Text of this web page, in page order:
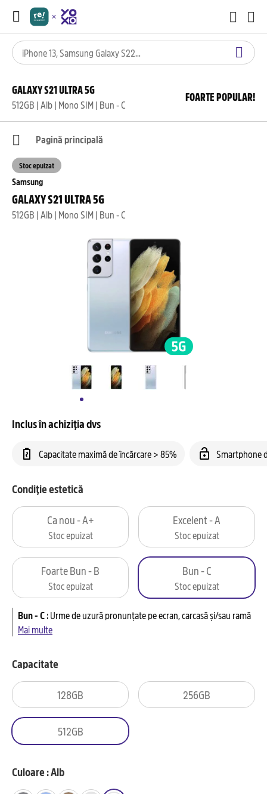
GALAXY S21 ULTRA 5G
512GB | Alb | Mono SIM | Bun - C
FOARTE POPULAR!
Pagină principală
Samsung
GALAXY S21 ULTRA 5G
512GB | Alb | Mono SIM | Bun - C
Stoc epuizat
Inclus în achiziția dvs
Capacitate maximă de încărcare > 85% Smartphone
Condiție estetică
Ca nou - A+
Stoc epuizat
Excelent - A
Stoc epuizat
Foarte Bun - B
Stoc epuizat
Bun - C
Stoc epuizat
Bun - C:Urme de uzură pronunțate pe ecran, carcasă și/sau ramă
Mai multe
Capacitate
128GB 256GB
512GB
Culoare : Alb